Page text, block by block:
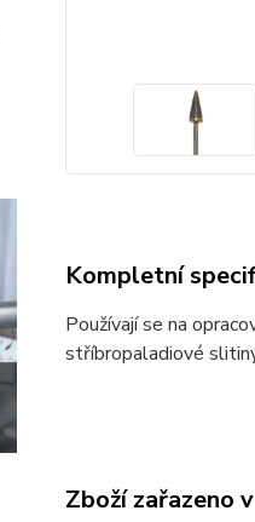
Kompletní
Používají se na
stříbropaladiové
Zboží zařazeno